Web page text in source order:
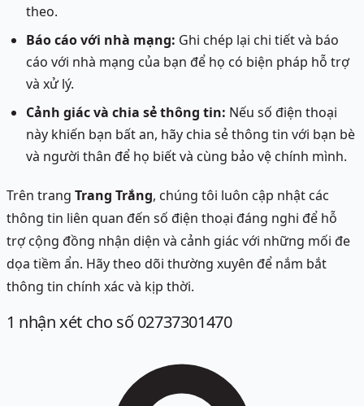
theo.
Báo cáo với nhà mạng: Ghi chép lại chi tiết và báo
cáo với nhà mạng của bạn để họ có biện pháp hỗ trợ
và xử lý.
Cảnh giác và chia sẻ thông tin: Nếu số điện thoại
này khiến bạn bất an, hãy chia sẻ thông tin với bạn bè
và người thân để họ biết và cùng bảo vệ chính mình.
Trên trang Trang Trắng, chúng tôi luôn cập nhật các
thông tin liên quan đến số điện thoại đáng nghi để hỗ
trợ cộng đồng nhận diện và cảnh giác với những mối đe
dọa tiềm ẩn. Hãy theo dõi thường xuyên để nắm bắt
thông tin chính xác và kịp thời.
1 nhận xét cho số 02737301470